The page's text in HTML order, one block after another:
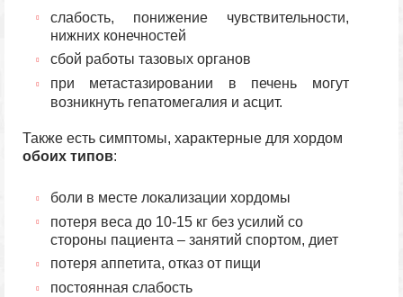
слабость, понижение чувствительности,
нижних конечностей
сбой работы тазовых органов
при метастазировании в печень могут
возникнуть гепатомегалия и асцит.
Также есть симптомы, характерные для хордом
обоих типов:
боли в месте локализации хордомы
потеря веса до 10-15 кг без усилий со
стороны пациента – занятий спортом, диет
потеря аппетита, отказ от пищи
постоянная слабость